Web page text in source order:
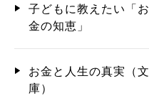
子どもに教えたい「お
金の知恵」
お金と人生の真実（文
庫）